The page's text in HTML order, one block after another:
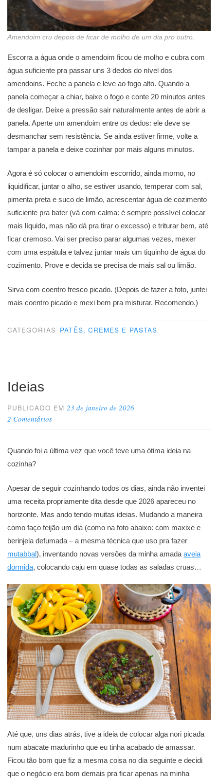
Amendoim cru depois de ficar de molho de um dia pro outro.
Escorra a água onde o amendoim ficou de molho e cubra com
água suficiente pra passar uns 3 dedos do nível dos
amendoins. Feche a panela e leve ao fogo alto. Quando a
panela começar a chiar, baixe o fogo e conte 20 minutos antes
de desligar. Deixe a pressão sair naturalmente antes de abrir a
panela. Aperte um amendoim entre os dedos: ele deve se
desmanchar sem resistência. Se ainda estiver firme, volte a
tampar a panela e deixe cozinhar por mais alguns minutos.
Agora é só colocar o amendoim escorrido, ainda morno, no
liquidificar, juntar o alho, se estiver usando, temperar com sal,
pimenta preta e suco de limão, acrescentar água de cozimento
suficiente pra bater (vá com calma: é sempre possível colocar
mais líquido, mas não dá pra tirar o excesso) e triturar bem, até
ficar cremoso. Vai ser preciso parar algumas vezes, mexer
com uma espátula e talvez juntar mais um tiquinho de água do
cozimento. Prove e decida se precisa de mais sal ou limão.
Sirva com coentro fresco picado. (Depois de fazer a foto, juntei
mais coentro picado e mexi bem pra misturar. Recomendo.)
CATEGORIAS PATÊS, CREMES E PASTAS
Ideias
PUBLICADO EM23 de janeiro de 2026
2 Comentários
Quando foi a última vez que você teve uma ótima ideia na
cozinha?
Apesar de seguir cozinhando todos os dias, ainda não inventei
uma receita propriamente dita desde que 2026 apareceu no
horizonte. Mas ando tendo muitas ideias. Mudando a maneira
como faço feijão um dia (como na foto abaixo: com maxixe e
berinjela defumada – a mesma técnica que uso pra fazer
mutabbal), inventando novas versões da minha amada aveia
dormida, colocando caju em quase todas as saladas cruas…
Até que, uns dias atrás, tive a ideia de colocar alga nori picada
num abacate madurinho que eu tinha acabado de amassar.
Ficou tão bom que fiz a mesma coisa no dia seguinte e decidi
que o negócio era bom demais pra ficar apenas na minha